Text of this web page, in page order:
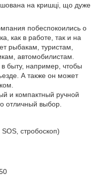
на кришці, що дуже
побеспокоились о
как в работе, так и на
рыбакам, туристам,
автомобилистам.
быту, например, чтобы
А также он может
и компактный ручной
отличный выбор.
стробоскоп)